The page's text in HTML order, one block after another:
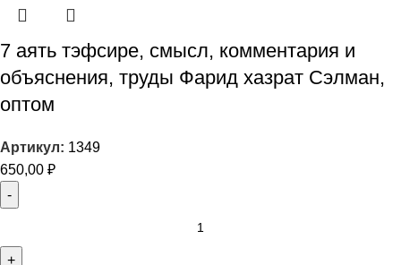
7 аять тэфсире, смысл, комментария и
объяснения, труды Фарид хазрат Сэлман,
оптом
Артикул: 1349
650,00 ₽